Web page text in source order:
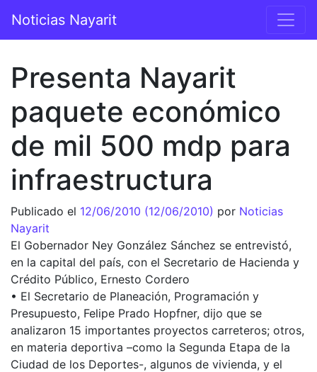
Navegación principal
Noticias Nayarit
Presenta Nayarit
paquete económico
de mil 500 mdp para
infraestructura
Publicado el 12/06/2010 (12/06/2010) por Noticias
Nayarit
El Gobernador Ney González Sánchez se entrevistó,
en la capital del país, con el Secretario de Hacienda y
Crédito Público, Ernesto Cordero
• El Secretario de Planeación, Programación y
Presupuesto, Felipe Prado Hopfner, dijo que se
analizaron 15 importantes proyectos carreteros; otros,
en materia deportiva –como la Segunda Etapa de la
Ciudad de los Deportes-, algunos de vivienda, y el